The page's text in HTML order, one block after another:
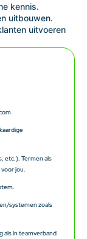
kennis.
uitbouwen.
uitvoeren
etc.). Termen als
jou.
systemen zoals
als in teamverband